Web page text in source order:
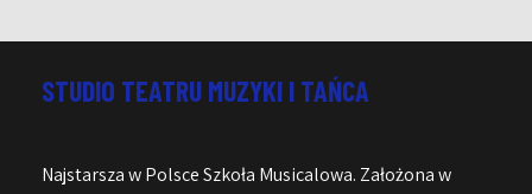
STUDIO TEATRU MUZYKI I TAŃCA
Najstarsza w Polsce Szkoła Musicalowa. Założona w